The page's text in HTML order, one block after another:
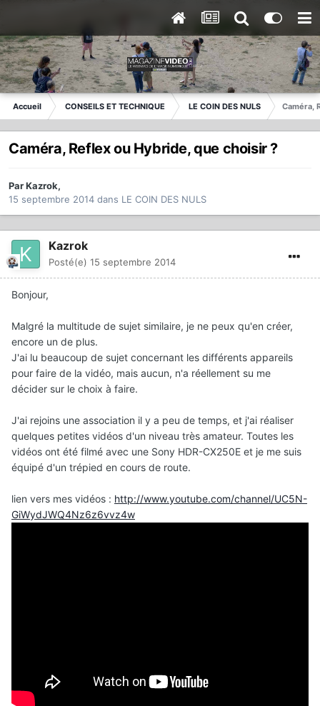
Accueil CONSEILS ET TECHNIQUE LE COIN DES NULS Caméra,
Caméra, Reflex ou Hybride, que choisir ?
ParKazrok,
15 septembre 2014 dans LE COIN DES NULS
Kazrok
Posté(e) 15 septembre 2014
Bonjour,
Malgré la multitude de sujet similaire, je ne peux qu'en créer,
encore un de plus.
J'ai lu beaucoup de sujet concernant les différents appareils
pour faire de la vidéo, mais aucun, n'a réellement su me
décider sur le choix à faire.
J'ai rejoins une association il y a peu de temps, et j'ai réaliser
quelques petites vidéos d'un niveau très amateur. Toutes les
vidéos ont été filmé avec une Sony HDR-CX250E et je me suis
équipé d'un trépied en cours de route.
lien vers mes vidéos : http://www.youtube.com/channel/UC5N-
GiWydJWQ4Nz6z6vvz4w